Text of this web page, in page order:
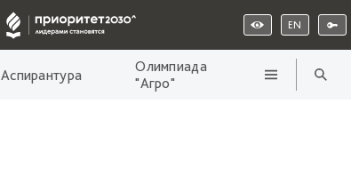
EN
Аспирантура
Олимпиада
"Агро"